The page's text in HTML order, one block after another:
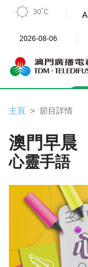
30˚C A
2026-08-06
主頁 節目詳情
澳門早晨
心靈手語
Video
Player